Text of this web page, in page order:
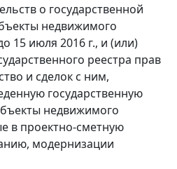
о государственной
недвижимого
15 июля 2016 г., и (или)
реестра прав
и сделок с ним,
государственную
недвижимого
в проектно-сметную
модернизации